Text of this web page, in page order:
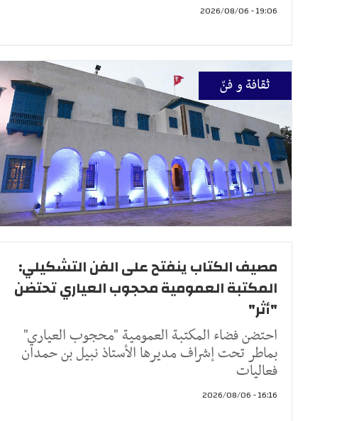
19:06 - 2026/08/06
ثقافة و فنّ
مصيف الكتاب ينفتح على الفن التشكيلي:
المكتبة العمومية محجوب العياري تحتضن
"أثر"
احتضن فضاء المكتبة العمومية "محجوب العياري"
بماطر تحت إشراف مديرها الأستاذ نبيل بن حمدان
فعاليات
16:16 - 2026/08/06